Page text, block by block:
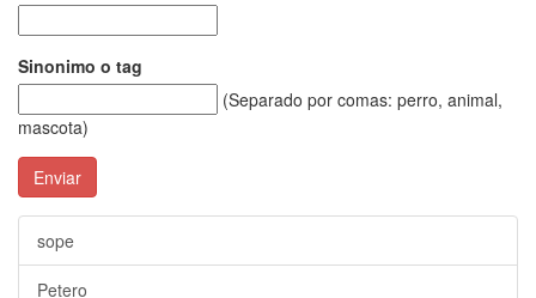
Sinonimo o tag
(Separado por comas: perro, animal,
mascota)
Enviar
sope
Petero